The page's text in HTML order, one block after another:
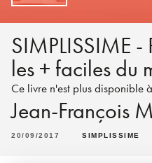
SIMPLISSIME -
les + faciles du
Ce livre n'est plus disponible
Jean-François
20/09/2017 SIMPLISSIME